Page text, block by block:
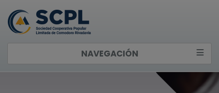
NAVEGACIÓN